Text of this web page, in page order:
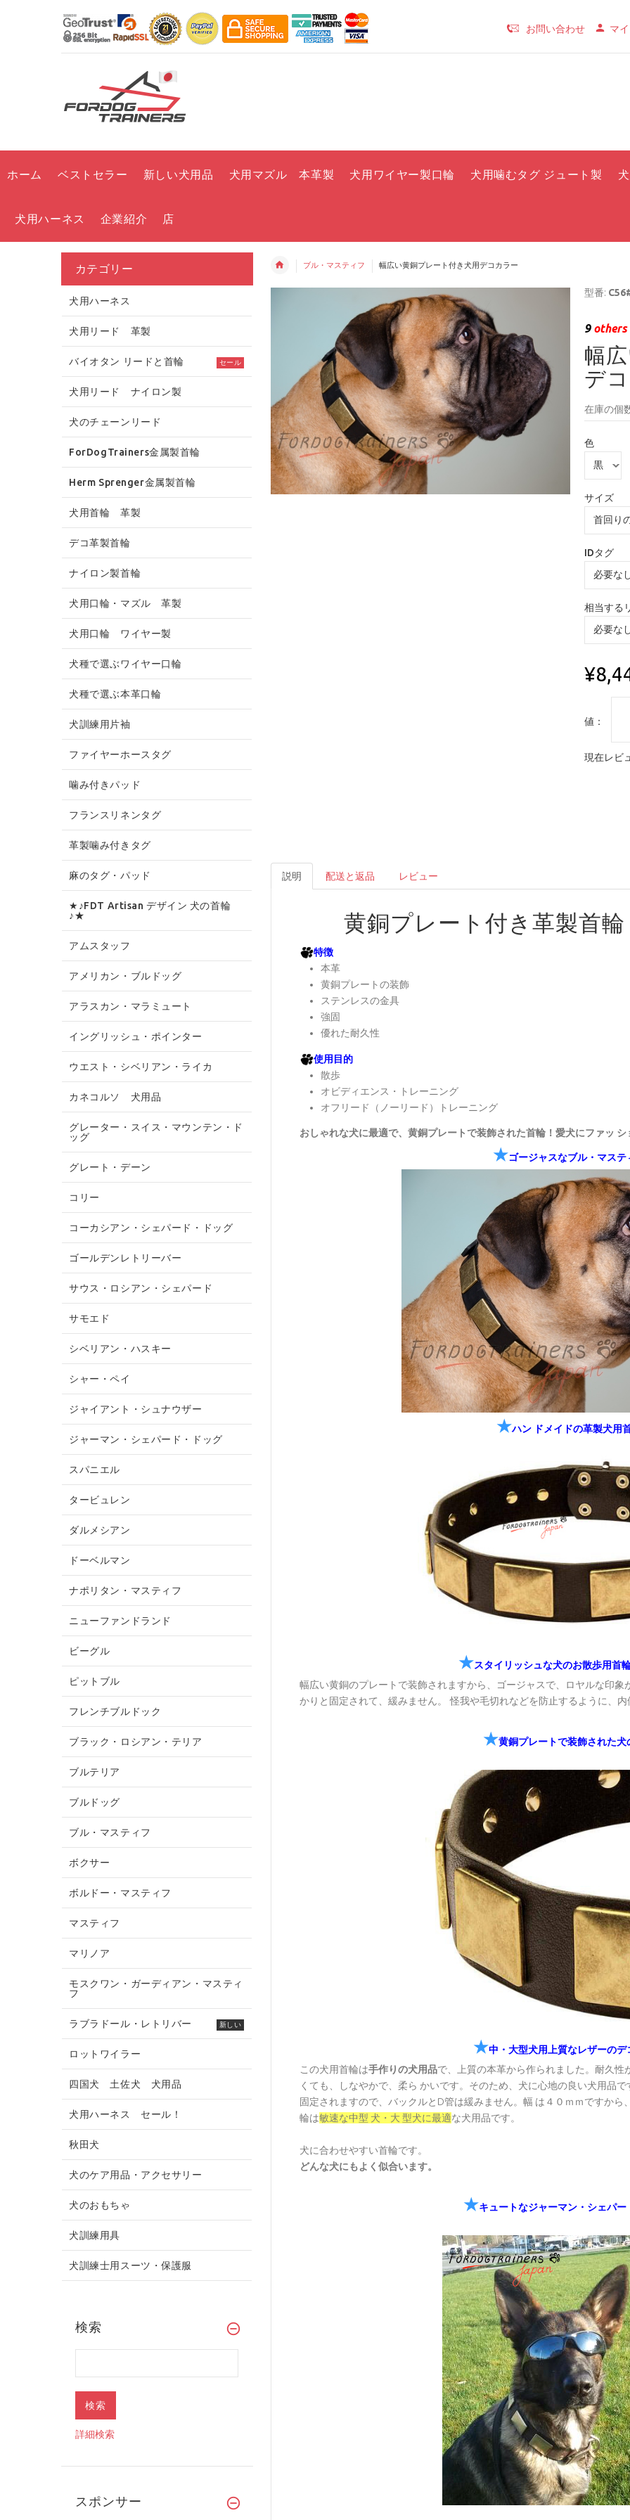
お問い合わせ マ
ホーム ベストセラー 新しい犬用品 犬用マズル 本革製 犬用ワイヤー製口輪 犬用噛むタグ ジュート製
犬用ハーネス 企業紹介 店
ブル・マスティフ 幅広い黄銅プレート付き犬用デコカラー
型番:
9others
幅
デ
在庫の個
色
サイズ
IDタグ
相当する
値：
現在レビ
説明 配送と返品 レビュー
黄銅プレート付き革製首
特徴
本革
黄銅プレートの装飾
ステンレスの金具
強固
優れた耐久性
使用目的
散歩
オビディエンス・トレーニング
オフリード（ノーリード）トレーニング
おしゃれな犬に最適で、黄銅プレートで装飾された首輪！愛犬にファッ シ
★ゴージャスなブル・マステ
★ハン ドメイドの革製犬用
★スタイリッシュな犬のお散歩用首
幅広い黄銅のプレートで装飾されますから、ゴージャスで、ロヤルな印
かりと固定されて、緩みません。 怪我や毛切れなどを防止するように、
★黄銅プレートで装飾された犬
★中・大型犬用上質なレザーのデ
この犬用首輪は手作りの犬用品で、上質の本革から作られました。耐久
くても、しなやかで、柔ら かいです。そのため、犬に心地の良い犬用品
固定されますので、バックルとD管は緩みません。幅 は４０ｍｍですか
輪は敏速な中型 犬・大 型犬に最適な犬用品です。
犬に合わせやすい首輪です。
どんな犬にもよく似合います。
★キュートなジャーマン・シェパー
カテゴリー
犬用ハーネス
犬用リード 革製
バイオタン リードと首輪 セール
犬用リード ナイロン製
犬のチェーンリード
ForDogTrainers金属製首輪
Herm Sprenger金属製首輪
犬用首輪 革製
デコ革製首輪
ナイロン製首輪
犬用口輪・マズル 革製
犬用口輪 ワイヤー製
犬種で選ぶワイヤー口輪
犬種で選ぶ本革口輪
犬訓練用片袖
ファイヤーホースタグ
噛み付きパッド
フランスリネンタグ
革製噛み付きタグ
麻のタグ・パッド
★♪FDT Artisan デザイン 犬の首輪
♪★
アムスタッフ
アメリカン・ブルドッグ
アラスカン・マラミュート
イングリッシュ・ポインター
ウエスト・シベリアン・ライカ
カネコルソ 犬用品
グレーター・スイス・マウンテン・ド
ッグ
グレート・デーン
コリー
コーカシアン・シェパード・ドッグ
ゴールデンレトリーバー
サウス・ロシアン・シェパード
サモエド
シベリアン・ハスキー
シャー・ペイ
ジャイアント・シュナウザー
ジャーマン・シェパード・ドッグ
スパニエル
タービュレン
ダルメシアン
ドーベルマン
ナポリタン・マスティフ
ニューファンドランド
ビーグル
ピットブル
フレンチブルドック
ブラック・ロシアン・テリア
ブルテリア
ブルドッグ
ブル・マスティフ
ボクサー
ボルドー・マスティフ
マスティフ
マリノア
モスクワン・ガーディアン・マスティ
フ
ラブラドール・レトリバー 新しい
ロットワイラー
四国犬 土佐犬 犬用品
犬用ハーネス セール！
秋田犬
犬のケア用品・アクセサリー
犬のおもちゃ
犬訓練用具
犬訓練士用スーツ・保護服
検索
詳細検索
スポンサー